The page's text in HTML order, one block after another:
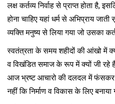
लक्ष कर्तव्य निर्वाह से प्राप्त होता है,
होना चाहिए यहां धर्म से अभिप्राय
व्यक्ति मनुष्य से लिया गया जो उसका
स्वतंत्रता के समय शहीदों की आंखो में
व विखंडित समाज के रूप में क्यों जी रहे
आज भ्रष्ट आचारो की दलदल में फंसकर
नहीं कि निर्माण व विकास के लिए